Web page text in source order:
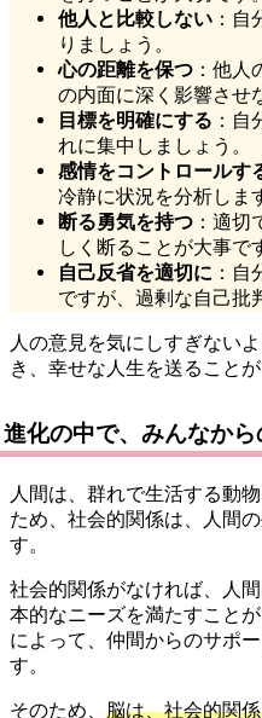
他人と比較しない ：
りましょう。
心の距離を保つ ：他
の内面に深く影響させ
目標を明確にする ：
れに集中しましょう。
感情をコントロールす
冷静に状況を分析しま
断る勇気を持つ ：適
しく断ることが大事で
自己反省を適切に ：
ですが、過剰な自己批
人の意見を気にしすぎない
き、幸せな人生を送ることが
進化の中で、みんなか
人間は、群れで生活する動
ため、社会的関係は、人間
す。
社会的関係がなければ、人
本的なニーズを満たすこと
によって、仲間からのサポ
す。
そのため、 脳は、社会的関